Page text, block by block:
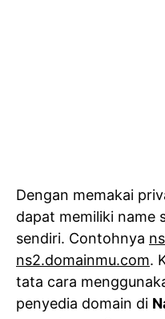
Dengan memakai
dapat memiliki name
sendiri. Contohnya
ns2.domainmu.com.
tata cara
penyedia domain di